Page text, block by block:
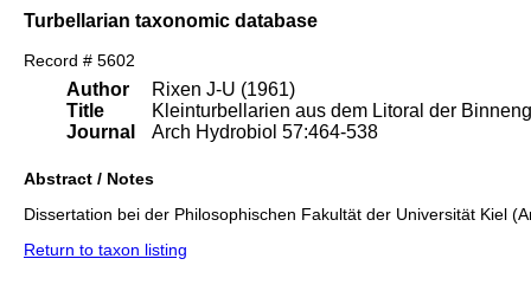
Turbellarian taxonomic database
Record # 5602
Author
Title
Journal
Rixen J-U (1961)
Kleinturbellarien aus dem Litoral der
Arch Hydrobiol 57:464-538
Abstract / Notes
Dissertation bei der Philosophischen Fakultät der Universität Kiel
Return to taxon listing